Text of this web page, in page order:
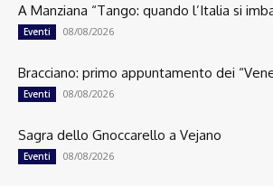
A Manziana “Tango: quando l’Italia si
Eventi 08/08/2026
Bracciano: primo appuntamento dei
Eventi 08/08/2026
Sagra dello Gnoccarello a Vejano
Eventi 08/08/2026